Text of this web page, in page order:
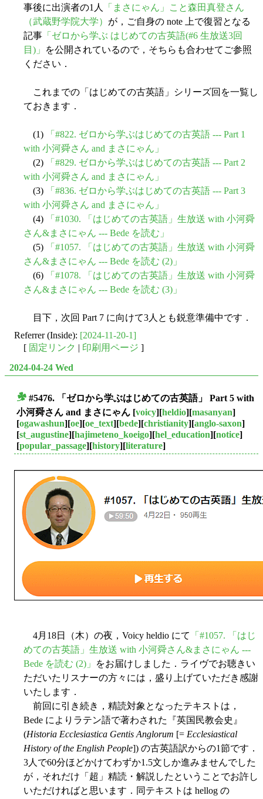
事後に出演者の1人
「まさにゃん」こと森田真登さん
（武蔵野学院大学） が，ご自身の note 上で復習となる
記事 「ゼロから学ぶ はじめての古英語(#6 生放送3回
目)」
を公開されているので，そちらも合わせてご参照
ください．
これまでの「はじめての古英語」シリーズ回を一覧し
ておきます．
(1)
「#822. ゼロから学ぶはじめての古英語 --- Part 1
with 小河舜さん and まさにゃん」
(2)
「#829. ゼロから学ぶはじめての古英語 --- Part 2
with 小河舜さん and まさにゃん」
(3)
「#836. ゼロから学ぶはじめての古英語 --- Part 3
with 小河舜さん and まさにゃん」
(4)
「#1030. 「はじめての古英語」生放送 with 小河舜
さん&まさにゃん --- Bede を読む」
(5)
「#1057. 「はじめての古英語」生放送 with 小河舜
さん&まさにゃん --- Bede を読む (2)」
(6)
「#1078. 「はじめての古英語」生放送 with 小河舜
さん&まさにゃん --- Bede を読む (3)」
目下，次回 Part 7 に向けて3人とも鋭意準備中です．
Referrer (Inside): [2024-11-20-1]
[ 固定リンク | 印刷用ページ ]
2024-04-24 Wed
#5476. 「ゼロから学ぶはじめての古英語」 Part 5 with
小河舜さん and まさにゃん [voicy][heldio][masanyan]
[ogawashun][oe][oe_text][bede][christianity][anglo-saxon]
[st_augustine][hajimeteno_koeigo][hel_education][notice]
[popular_passage][history][literature]
4月18日（木）の夜，Voicy heldio にて
「#1057. 「はじ
めての古英語」生放送 with 小河舜さん&まさにゃん ---
Bede を読む (2)」
をお届けしました．ライヴでお聴きい
ただいたリスナーの方々には，盛り上げていただき感謝
いたします．
前回に引き続き，精読対象となったテキストは，
Bede によりラテン語で著わされた『英国民教会史』
(Historia Ecclesiastica Gentis Anglorum [= Ecclesiastical
History of the English People]) の古英語訳からの1節です．
3人で60分ほどかけてわずか1.5文しか進みませんでした
が，それだけ「超」精読・解説したということでお許し
いただければと思います．同テキストは hellog の